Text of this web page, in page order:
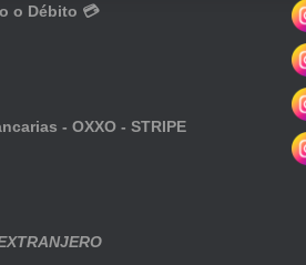
o Débito 💳
- OXXO - STRIPE